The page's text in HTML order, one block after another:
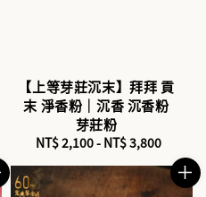
【上等芽莊沉末】拜拜 貢
末 淨香粉｜沉香 沉香粉
芽莊粉
Regular
NT$ 2,100- NT$ 3,800